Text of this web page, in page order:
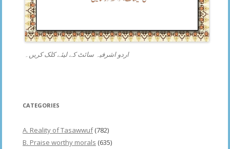
اردو اشرفیہ سائٹ کے لیئے کلک کریں۔
CATEGORIES
A. Reality of Tasawwuf(782)
B. Praise worthy morals (635)